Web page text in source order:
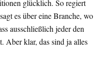
glücklich. So regiert
es über eine Branche, wo
ausschließlich jeder den
Aber klar, das sind ja alles